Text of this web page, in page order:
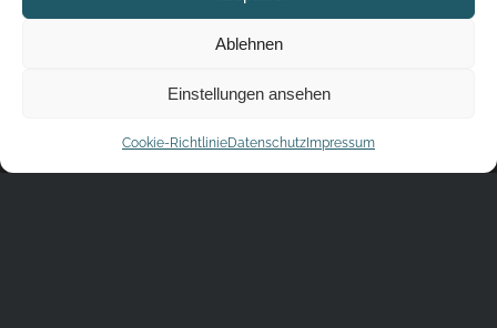
Ablehnen
Einstellungen ansehen
Cookie-RichtlinieDatenschutz Impressum